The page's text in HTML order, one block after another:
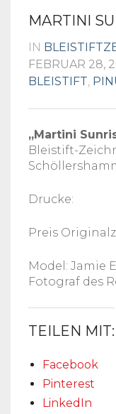
MARTINI
IN
FEBRUAR 28,
BLEISTIFT,
„Martini
Bleistift-
Drucke:
Preis
Model: Jamie
Fotograf des
TEILEN MIT:
Facebook
Pinterest
LinkedIn